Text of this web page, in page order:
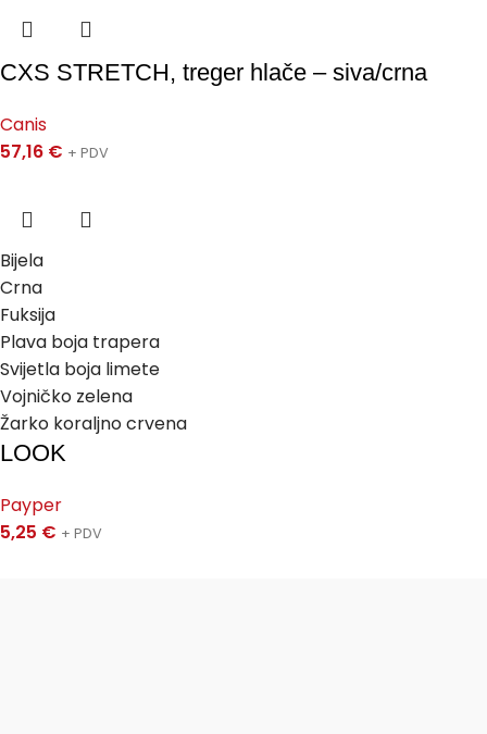
CXS STRETCH, treger hlače – siva/crna
Canis
57,16 € + PDV
Bijela
Crna
Fuksija
Plava boja trapera
Svijetla boja limete
Vojničko zelena
Žarko koraljno crvena
LOOK
Payper
5,25 € + PDV